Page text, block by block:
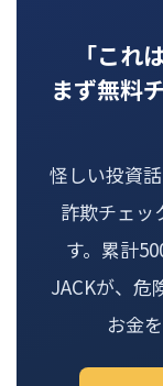
「これ
まず無料
怪しい投資
詐欺チェッ
す。累計
JACKが、危
お金